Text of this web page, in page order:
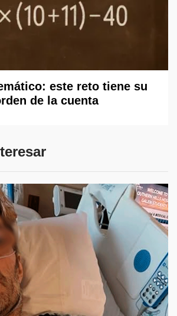
este reto tiene su
de la cuenta